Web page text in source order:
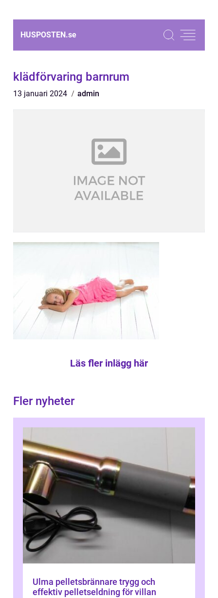
HUSPOSTEN.se
klädförvaring barnrum
13 januari 2024 admin
Läs fler inlägg här
Fler nyheter
Ulma pelletsbrännare trygg och
effektiv pelletseldning för villan